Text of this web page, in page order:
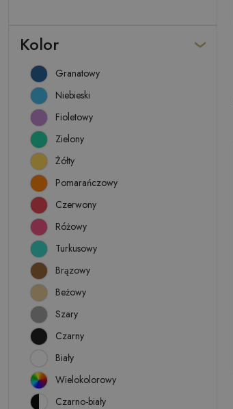
Kolor
Granatowy
Niebieski
Fioletowy
Zielony
Żółty
Pomarańczowy
Czerwony
Różowy
Turkusowy
Brązowy
Beżowy
Szary
Czarny
Biały
Wielokolorowy
Czarno-biały